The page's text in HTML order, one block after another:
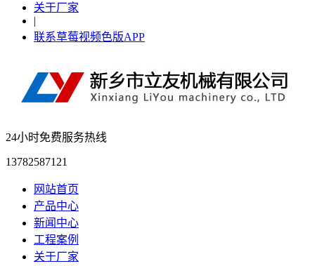
关于厂家
|
联系草莓视频色版APP
24小时免费服务热线
13782587121
网站首页
产品中心
新闻中心
工程案例
关于厂家